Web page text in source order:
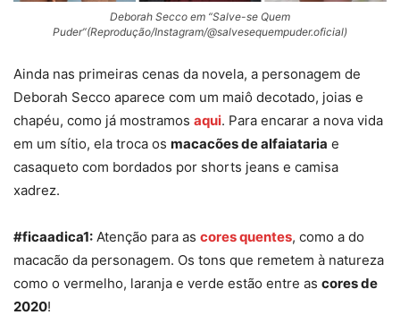
Deborah Secco em “Salve-se Quem
Puder”(Reprodução/Instagram/@salvesequempuder.oficial)
Ainda nas primeiras cenas da novela, a personagem de
Deborah Secco aparece com um maiô decotado, joias e
chapéu, como já mostramos aqui. Para encarar a nova vida
em um sítio, ela troca os macacões de alfaiataria e
casaqueto com bordados por shorts jeans e camisa
xadrez.
#ficaadica1: Atenção para as cores quentes, como a do
macacão da personagem. Os tons que remetem à natureza
como o vermelho, laranja e verde estão entre as cores de
2020!